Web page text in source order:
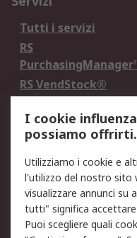
Tutti i servizi
RS
RS VendStock®
Legale
Informativa Cookie
Email Security
Condizioni di
I cookie
possiamo offrirti.
Utilizziamo i cookie e
l'utilizzo del nostro sito
visualizzare annunci su
tutti" significa accettare
Puoi scegliere quali